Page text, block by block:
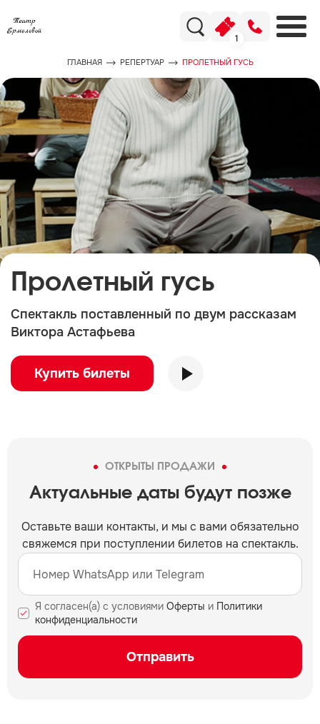
1
ГЛАВНАЯ РЕПЕРТУАР ПРОЛЕТНЫЙ ГУСЬ
Пролетный гусь
Спектакль поставленный по двум рассказам
Виктора Астафьева
Купить билеты
ОТКРЫТЫ ПРОДАЖИ
Актуальные даты будут позже
Оставьте ваши контакты, и мы c вами обязательно
свяжемся при поступлении билетов на спектакль.
Отправить
Я согласен(а) с условиями Оферты и Политики
конфиденциальности